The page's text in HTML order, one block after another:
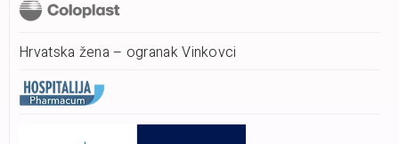
Hrvatska žena – ogranak Vinkovci